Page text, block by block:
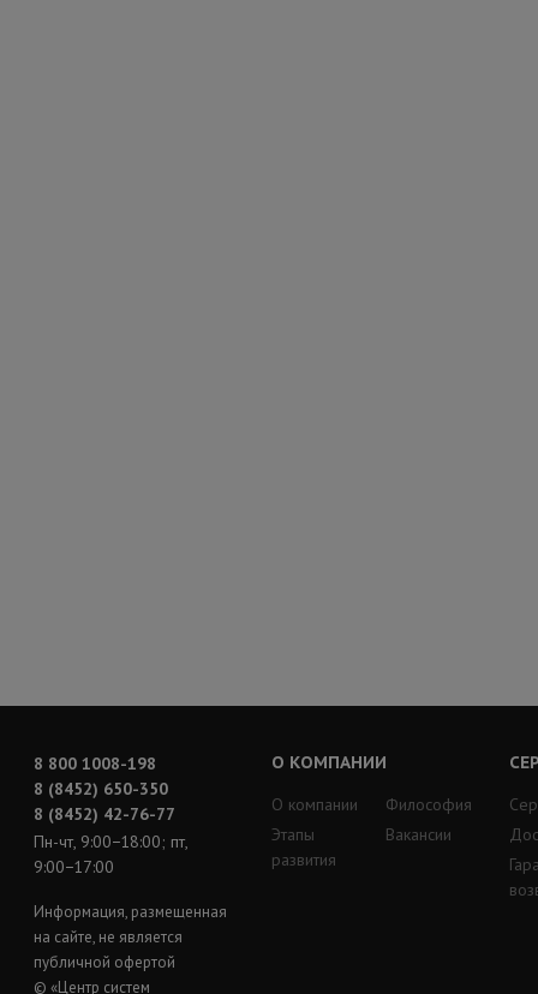
8 800 1008-198
8 (8452) 650-350
8 (8452) 42-76-77
Пн-чт, 9:00−18:00; пт,
9:00−17:00
Информация, размещенная
на сайте, не является
публичной офертой
© «Центр систем
О КОМПАНИИ
О компании
Этапы
развития
Философия
Вакансии